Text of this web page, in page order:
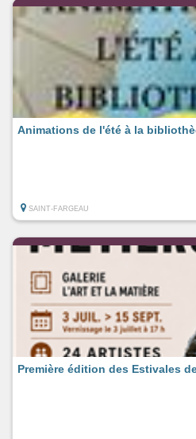
Animations de l'été à la
SAINT-FARGEAU
Première édition des Estivales